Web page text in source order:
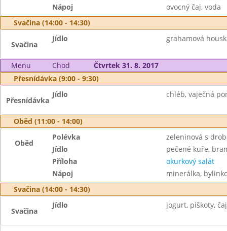
Nápoj
ovocný čaj, voda
Svačina (14:00 - 14:30)
Svačina
Jídlo grahamová
Menu Chod
Čtvrtek 31. 8. 2017
Přesnídávka (9:00 - 9:30)
Přesnídávka
Jídlo chléb, vaječná
Oběd (11:00 - 14:00)
Oběd
Polévka
zeleninová s
Jídlo
pečené kuře,
Příloha
okurkový salát
Nápoj
minerálka,
Svačina (14:00 - 14:30)
Svačina
Jídlo jogurt, piškoty, čaj